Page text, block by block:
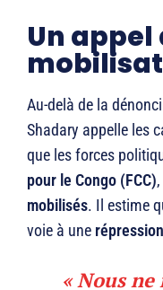
Un appel
Au-delà de la
Shadary appelle les
que les forces
pour le Congo (FCC)
mobilisés. Il estime
voie à une
« Nous ne